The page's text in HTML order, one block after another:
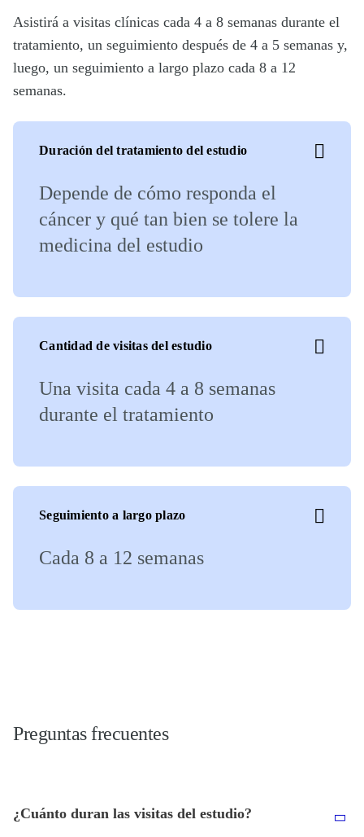
Asistirá a visitas clínicas cada 4 a 8 semanas durante el
tratamiento, un seguimiento después de 4 a 5 semanas y,
luego, un seguimiento a largo plazo cada 8 a 12
semanas.
Duración del tratamiento del estudio
Depende de cómo responda el
cáncer y qué tan bien se tolere la
medicina del estudio
Cantidad de visitas del estudio
Una visita cada 4 a 8 semanas
durante el tratamiento
Seguimiento a largo plazo
Cada 8 a 12 semanas
Preguntas frecuentes
¿Cuánto duran las visitas del estudio?